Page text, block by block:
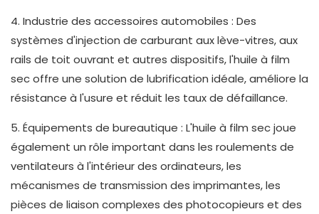
4. Industrie des accessoires automobiles : Des
systèmes d'injection de carburant aux lève-vitres, aux
rails de toit ouvrant et autres dispositifs, l'huile à film
sec offre une solution de lubrification idéale, améliore la
résistance à l'usure et réduit les taux de défaillance.
5. Équipements de bureautique : L'huile à film sec joue
également un rôle important dans les roulements de
ventilateurs à l'intérieur des ordinateurs, les
mécanismes de transmission des imprimantes, les
pièces de liaison complexes des photocopieurs et des